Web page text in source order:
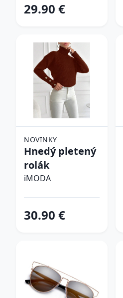
29.90 €
NOVINKY
Hnedý pletený
rolák
iMODA
30.90 €